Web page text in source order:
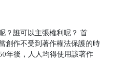
？誰可以主張權利呢？ 首
創作不受到著作權法保護的時
年後，人人均得使用該著作